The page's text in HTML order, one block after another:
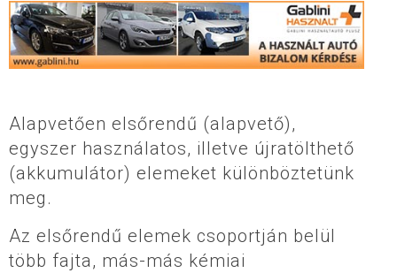
Alapvetően elsőrendű (alapvető),
egyszer használatos, illetve újratölthető
(akkumulátor) elemeket különböztetünk
meg.
Az elsőrendű elemek csoportján belül
több fajta, más-más kémiai